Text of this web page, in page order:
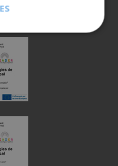
Cookies de
rendimiento
Cookies de